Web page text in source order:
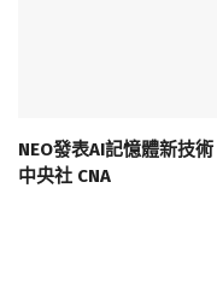
NEO發表AI記憶體新技
中央社 CNA